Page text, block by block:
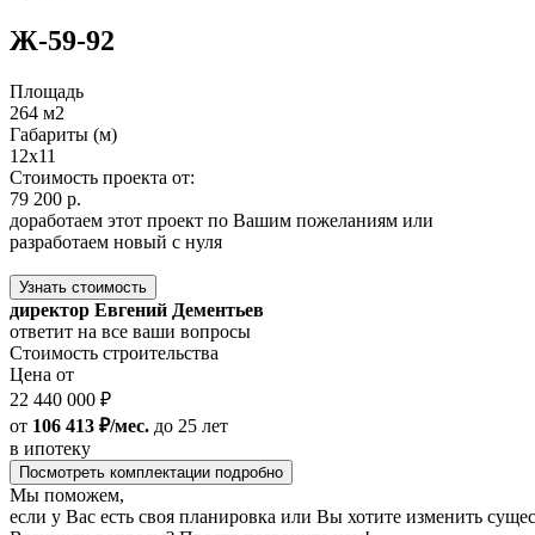
Ж-59-92
Площадь
264 м2
Габариты (м)
12x11
Стоимость проекта от:
79 200 р.
доработаем этот проект по Вашим пожеланиям или
разработаем новый с нуля
Узнать стоимость
директор Евгений Дементьев
ответит на все ваши вопросы
Стоимость строительства
Цена от
22 440 000 ₽
от 106 413 ₽/мес. до 25 лет
в ипотеку
Посмотреть комплектации подробно
Мы поможем,
если у Вас есть своя планировка или Вы хотите изменить